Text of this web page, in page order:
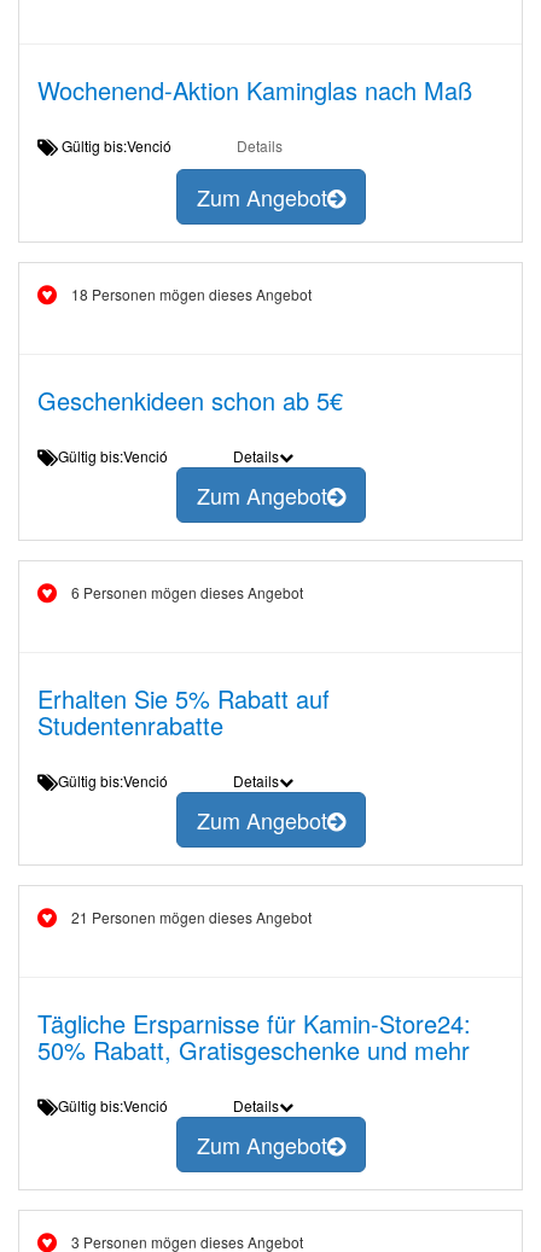
Wochenend-Aktion Kaminglas nach Maß
Gültig bis:Venció Details
Zum Angebot
18 Personen mögen dieses Angebot
Geschenkideen schon ab 5€
Gültig bis:Venció Details
Zum Angebot
6 Personen mögen dieses Angebot
Erhalten Sie 5% Rabatt auf
Studentenrabatte
Gültig bis:Venció Details
Zum Angebot
21 Personen mögen dieses Angebot
Tägliche Ersparnisse für Kamin-Store24:
50% Rabatt, Gratisgeschenke und mehr
Gültig bis:Venció Details
Zum Angebot
3 Personen mögen dieses Angebot